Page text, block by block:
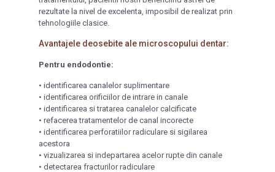
rezultate la nivel de excelenta, imposibil de realizat prin
tehnologiile clasice.
Avantajele deosebite ale microscopului dentar:
Pentru endodontie:
• identificarea canalelor suplimentare
• identificarea orificiilor de intrare in canale
• identificarea si tratarea canalelor calcificate
• refacerea tratamentelor de canal incorecte
• identificarea perforatiilor radiculare si sigilarea
acestora
• vizualizarea si indepartarea acelor rupte din canale
• detectarea fracturilor radiculare